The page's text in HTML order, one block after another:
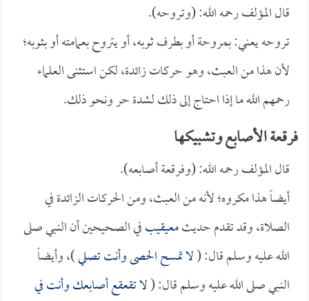
قال المؤلف رحمه الله: (وتروحه).
تروحه يعني: بمروحة أو بطرف ثوبه، أو يتروح بعمامته أو بثوبه؛
لأن هذا من العبث، وهو حركات زائدة، لكن استثنى العلماء
رحمهم الله ما إذا احتاج إلى ذلك لشدة حر ونحو ذلك.
فرقعة الأصابع وتشبيكها
قال المؤلف رحمه الله: (وفرقعة أصابعه).
أيضاً هذا مكروه؛ لأنه من العبث، ومن الحركات الزائدة في
الصلاة، وقد تقدم حديثمعيقيبفي الصحيحين أن النبي صلى
الله عليه وسلم قال: (لا تمسح الحصى وأنت تصلي)، وأيضاً
النبي صلى الله عليه وسلم قال: (لا تقعقع أصابعك وأنت في